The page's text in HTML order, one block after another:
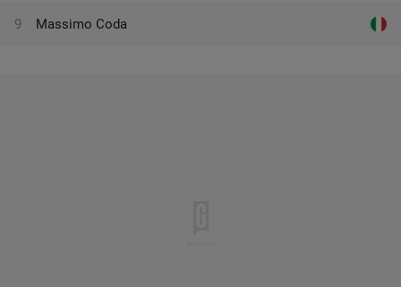
9 Massimo Coda